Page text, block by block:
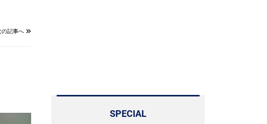
の記事へ
SPECIAL